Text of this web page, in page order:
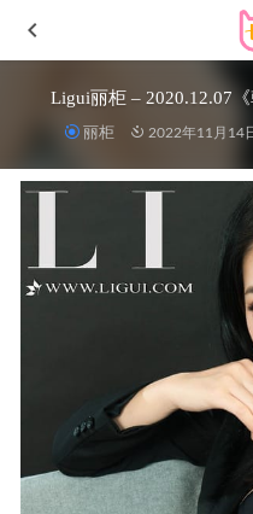
Ligui丽柜 – 2020.12.07
丽柜 2022年11月14
leeesovely – 湿身[49P9V-
[Xiuren秀人网]
2025-07-29
[Xiuren秀人网]2024.01.05
[86+1P/887MB] 2024-04-06
皮皮奶可可爱了啦 –